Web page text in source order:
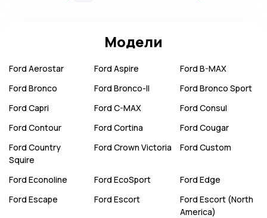
Модели
Ford Aerostar Ford Aspire Ford B-MAX
Ford Bronco Ford Bronco-II Ford Bronco Sport
Ford Capri Ford C-MAX Ford Consul
Ford Contour Ford Cortina Ford Cougar
Ford Country
Squire
Ford Crown Victoria Ford Custom
Ford Econoline Ford EcoSport Ford Edge
Ford Escape Ford Escort Ford Escort (North
America)